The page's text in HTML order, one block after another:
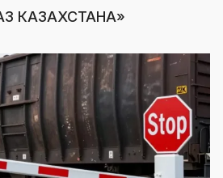
КАЗАХСТАНА»